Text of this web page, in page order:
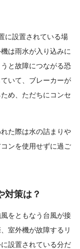
に設置されている場
は雨水が入り込みに
と故障につながる恐
いて、ブレーカーが
め、ただちにコンセ
た際は水の詰まりや
ンを使用せずに過ご
対策は？
をともなう台風が接
室外機が故障するリ
設置されている分だ